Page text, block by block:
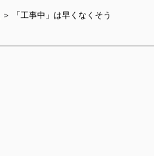
＞ 「工事中」は早くなくそう